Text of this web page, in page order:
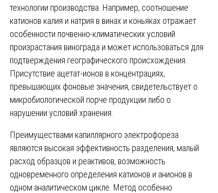
технологии производства. Например, соотношение
катионов калия и натрия в винах и коньяках отражает
особенности почвенно-климатических условий
произрастания винограда и может использоваться для
подтверждения географического происхождения.
Присутствие ацетат-ионов в концентрациях,
превышающих фоновые значения, свидетельствует о
микробиологической порче продукции либо о
нарушении условий хранения.
Преимуществами капиллярного электрофореза
являются высокая эффективность разделения, малый
расход образцов и реактивов, возможность
одновременного определения катионов и анионов в
одном аналитическом цикле. Метод особенно